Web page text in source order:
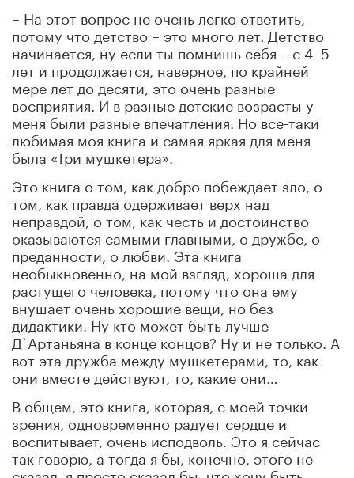
– На этот вопрос не очень легко ответить,
потому что детство – это много лет. Детство
начинается, ну если ты помнишь себя – с 4–5
лет и продолжается, наверное, по крайней
мере лет до десяти, это очень разные
восприятия. И в разные детские возрасты у
меня были разные впечатления. Но все-таки
любимая моя книга и самая яркая для меня
была «Три мушкетера».
Это книга о том, как добро побеждает зло, о
том, как правда одерживает верх над
неправдой, о том, как честь и достоинство
оказываются самыми главными, о дружбе, о
преданности, о любви. Эта книга
необыкновенно, на мой взгляд, хороша для
растущего человека, потому что она ему
внушает очень хорошие вещи, но без
дидактики. Ну кто может быть лучше
Д`Артаньяна в конце концов? Ну и не только. А
вот эта дружба между мушкетерами, то, как
они вместе действуют, то, какие они…
В общем, это книга, которая, с моей точки
зрения, одновременно радует сердце и
воспитывает, очень исподволь. Это я сейчас
так говорю, а тогда я бы, конечно, этого не